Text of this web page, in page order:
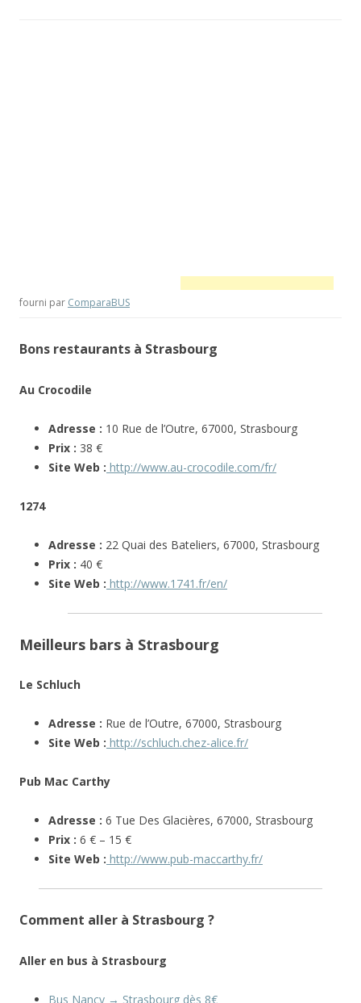
fourni par ComparaBUS
Bons restaurants à Strasbourg
Au Crocodile
Adresse : 10 Rue de l’Outre, 67000, Strasbourg
Prix : 38 €
Site Web : http://www.au-crocodile.com/fr/
1274
Adresse : 22 Quai des Bateliers, 67000, Strasbourg
Prix : 40 €
Site Web : http://www.1741.fr/en/
Meilleurs bars à Strasbourg
Le Schluch
Adresse : Rue de l’Outre, 67000, Strasbourg
Site Web : http://schluch.chez-alice.fr/
Pub Mac Carthy
Adresse : 6 Tue Des Glacières, 67000, Strasbourg
Prix : 6 € – 15 €
Site Web : http://www.pub-maccarthy.fr/
Comment aller à Strasbourg ?
Aller en bus à Strasbourg
Bus Nancy → Strasbourg dès 8€